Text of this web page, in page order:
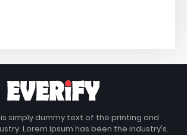
simply dummy text of the printing and
Lorem Ipsum has been the industry's.